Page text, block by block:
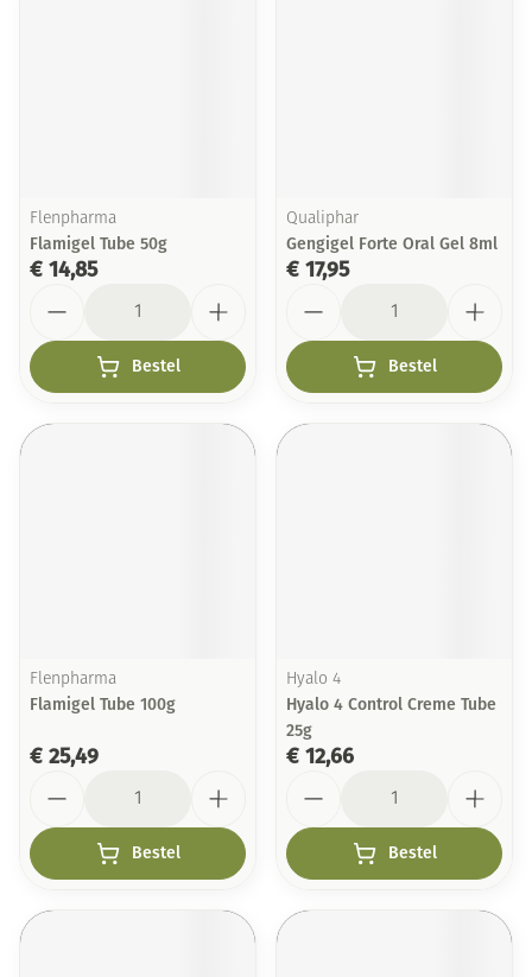
Flenpharma
Flamigel Tube 50g
€ 14,85
Bestel
Qualiphar
Gengigel Forte Oral Gel 8ml
€ 17,95
Bestel
Flenpharma
Flamigel Tube 100g
€ 25,49
Bestel
Hyalo 4
Hyalo 4 Control Creme Tube
25g
€ 12,66
Bestel